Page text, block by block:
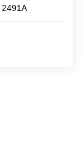
2491A